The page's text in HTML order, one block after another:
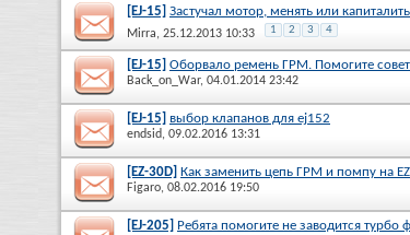
[EJ-15] Застучал мотор, менять или
Mirra, 25.12.2013 10:33 1 2 3 4
[EJ-15] Оборвало ремень ГРМ. Помогите
Back_on_War, 04.01.2014 23:42
[EJ-15] выбор клапанов для ej152
endsid, 09.02.2016 13:31
[EZ-30D] Как заменить цепь ГРМ и помпу на
Figaro, 08.02.2016 19:50
[EJ-205] Ребята помогите не заводится турбо